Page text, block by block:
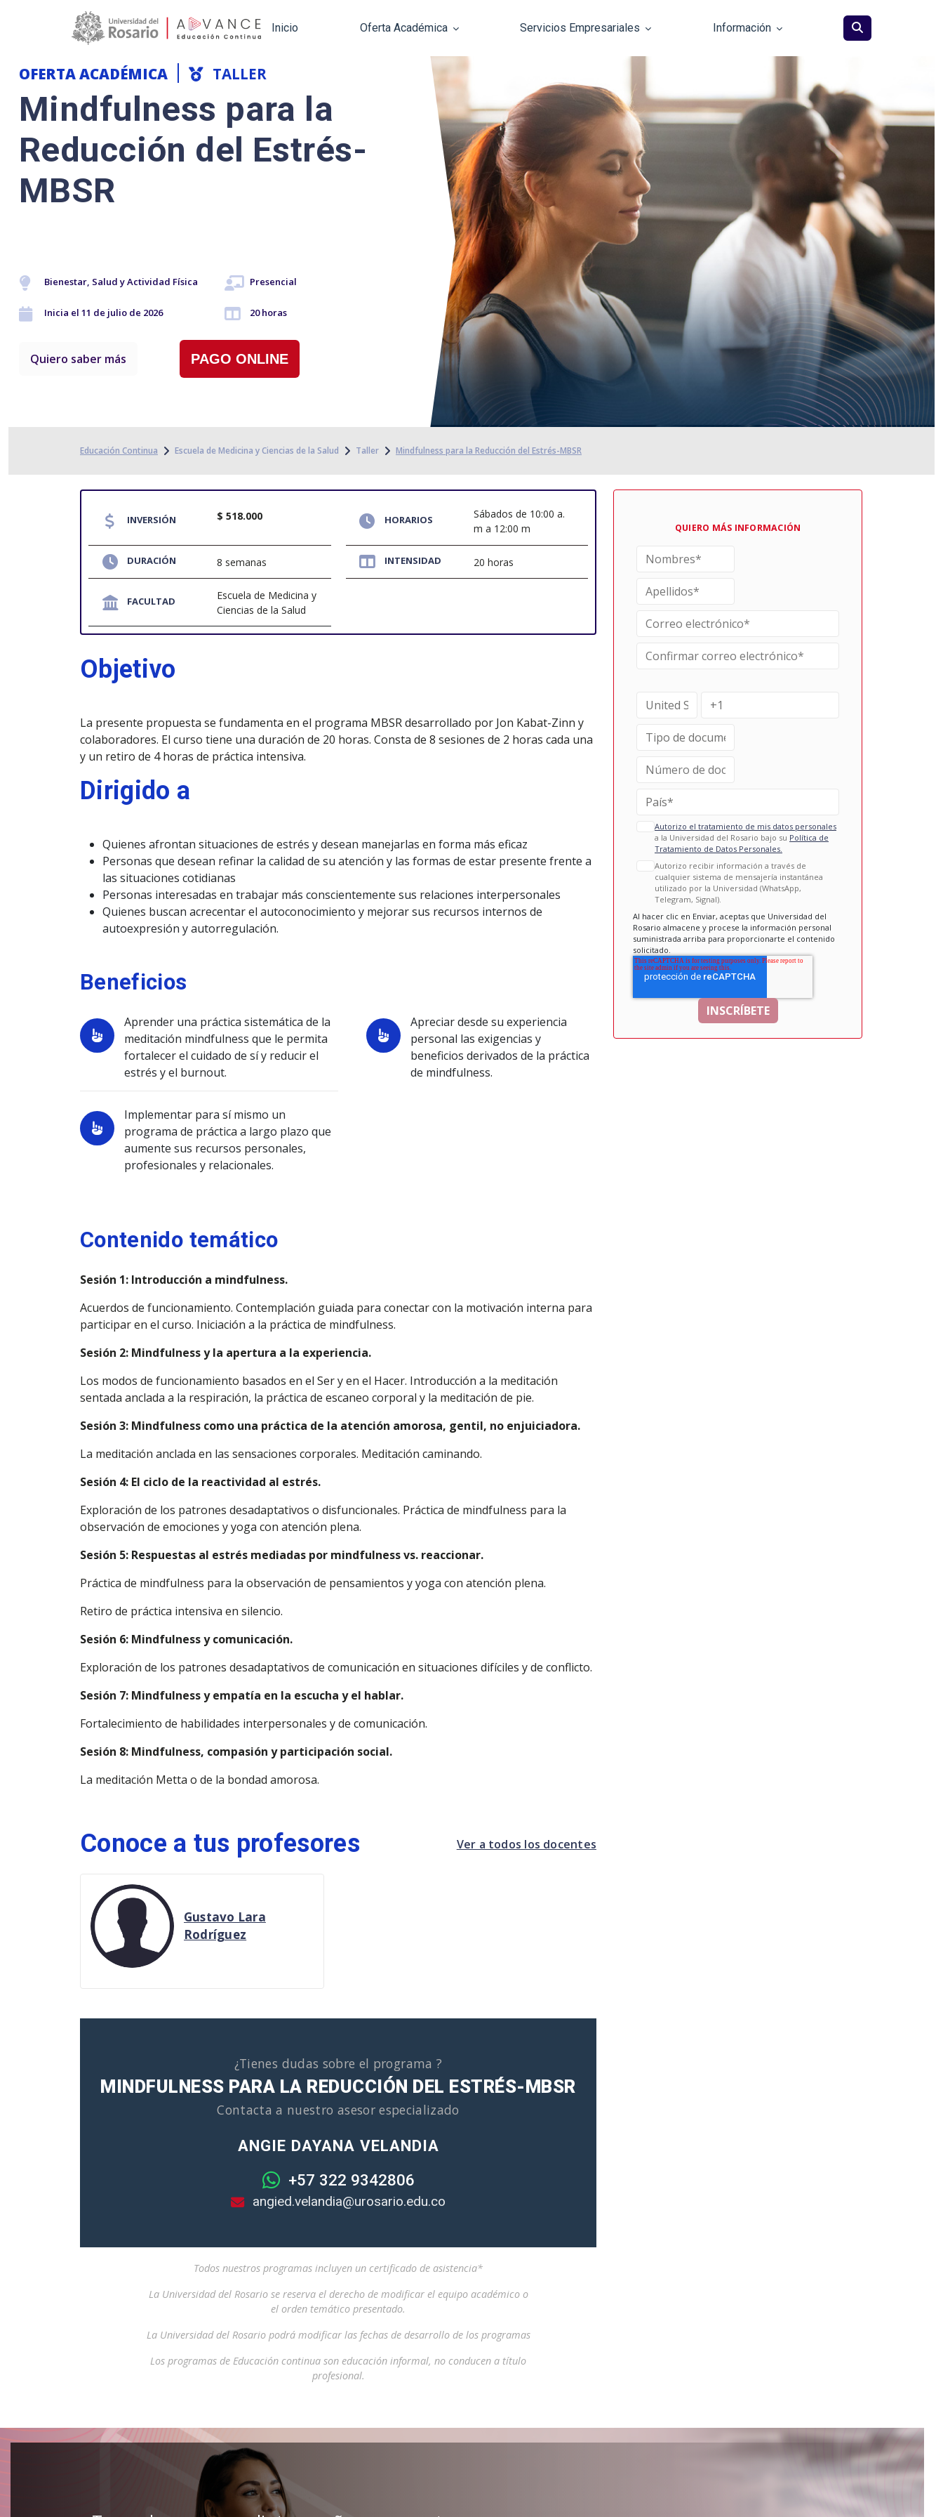
Main navigation
Inicio Oferta Académica Servicios Empresariales Información
OFERTA ACADÉMICA TALLER
Mindfulness para la
Reducción del Estrés-
MBSR
Bienestar, Salud y Actividad Física Presencial
Inicia el 11 de julio de 2026 20 horas
Quiero saber más PAGO ONLINE
Educación Continua Escuela de Medicina y Ciencias de la Salud Taller Mindfulness para la Reducción del Estrés-MBSR
INVERSIÓN $ 518.000 HORARIOS
Sábados de 10:00 a.
m a 12:00 m
DURACIÓN 8 semanas INTENSIDAD 20 horas
FACULTAD
Escuela de Medicina y
Ciencias de la Salud
Objetivo
La presente propuesta se fundamenta en el programa MBSR desarrollado por Jon Kabat-Zinn y
colaboradores. El curso tiene una duración de 20 horas. Consta de 8 sesiones de 2 horas cada una
y un retiro de 4 horas de práctica intensiva.
Dirigido a
Quienes afrontan situaciones de estrés y desean manejarlas en forma más eficaz
Personas que desean refinar la calidad de su atención y las formas de estar presente frente a
las situaciones cotidianas
Personas interesadas en trabajar más conscientemente sus relaciones interpersonales
Quienes buscan acrecentar el autoconocimiento y mejorar sus recursos internos de
autoexpresión y autorregulación.
Beneficios
Aprender una práctica sistemática de la
meditación mindfulness que le permita
fortalecer el cuidado de sí y reducir el
estrés y el burnout.
Apreciar desde su experiencia
personal las exigencias y
beneficios derivados de la práctica
de mindfulness.
Implementar para sí mismo un
programa de práctica a largo plazo que
aumente sus recursos personales,
profesionales y relacionales.
Contenido temático
Sesión 1: Introducción a mindfulness.
Acuerdos de funcionamiento. Contemplación guiada para conectar con la motivación interna para
participar en el curso. Iniciación a la práctica de mindfulness.
Sesión 2: Mindfulness y la apertura a la experiencia.
Los modos de funcionamiento basados en el Ser y en el Hacer. Introducción a la meditación
sentada anclada a la respiración, la práctica de escaneo corporal y la meditación de pie.
Sesión 3: Mindfulness como una práctica de la atención amorosa, gentil, no enjuiciadora.
La meditación anclada en las sensaciones corporales. Meditación caminando.
Sesión 4: El ciclo de la reactividad al estrés.
Exploración de los patrones desadaptativos o disfuncionales. Práctica de mindfulness para la
observación de emociones y yoga con atención plena.
Sesión 5: Respuestas al estrés mediadas por mindfulness vs. reaccionar.
Práctica de mindfulness para la observación de pensamientos y yoga con atención plena.
Retiro de práctica intensiva en silencio.
Sesión 6: Mindfulness y comunicación.
Exploración de los patrones desadaptativos de comunicación en situaciones difíciles y de conflicto.
Sesión 7: Mindfulness y empatía en la escucha y el hablar.
Fortalecimiento de habilidades interpersonales y de comunicación.
Sesión 8: Mindfulness, compasión y participación social.
La meditación Metta o de la bondad amorosa.
Conoce a tus profesores
Gustavo Lara
Rodríguez
Ver a todos los docentes
¿Tienes dudas sobre el programa ?
MINDFULNESS PARA LA REDUCCIÓN DEL ESTRÉS-MBSR
Contacta a nuestro asesor especializado
ANGIE DAYANA VELANDIA
+57 322 9342806
angied.velandia@urosario.edu.co
Todos nuestros programas incluyen un certificado de asistencia*
La Universidad del Rosario se reserva el derecho de modificar el equipo académico o
el orden temático presentado.
La Universidad del Rosario podrá modificar las fechas de desarrollo de los programas
Los programas de Educación continua son educación informal, no conducen a título
profesional.
QUIERO MÁS INFORMACIÓN
Autorizo el tratamiento de mis datos personales
a la Universidad del Rosario bajo su Política de
Tratamiento de Datos Personales.
Autorizo recibir información a través de
cualquier sistema de mensajería instantánea
utilizado por la Universidad (WhatsApp,
Telegram, Signal).
Al hacer clic en Enviar, aceptas que Universidad del
Rosario almacene y procese la información personal
suministrada arriba para proporcionarte el contenido
solicitado.